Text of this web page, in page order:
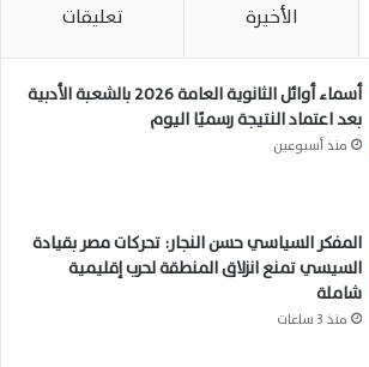
الأخيرة تعليقات
أسماء أوائل الثانوية العامة 2026 بالشعبة الأدبية
بعد اعتماد النتيجة رسميًا اليوم
منذ أسبوعين
المفكر السياسي حسن النجار: تحركات مصر بقيادة
السيسي تمنع انزلاق المنطقة لحرب إقليمية
شاملة
منذ 3 ساعات